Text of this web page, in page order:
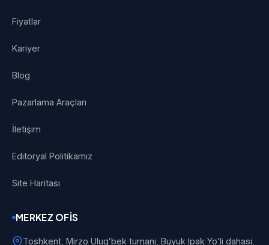
Fiyatlar
Kariyer
Blog
Pazarlama Araçları
İletişim
Editoryal Politikamız
Site Haritası
MERKEZ OFIS
Toshkent, Mirzo Ulugʻbek tumani, Buyuk Ipak Yoʻli dahasi,